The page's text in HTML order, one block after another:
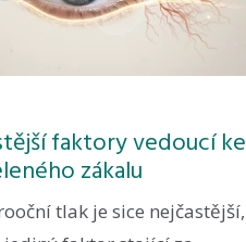
faktory vedoucí ke
zákalu
tlak je sice nejčastější,